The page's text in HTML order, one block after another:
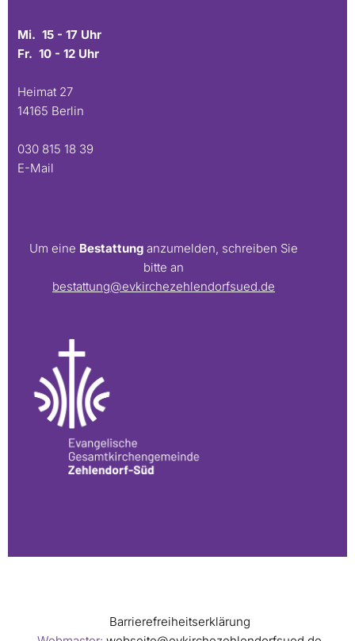
Mi. 15 - 17 Uhr
Fr. 10 - 12 Uhr
Heimat 27
14165 Berlin
030 815 18 39
E-Mail
Um eine Bestattung anzumelden, schreiben Sie
bitte an
bestattung@evkirchezehlendorfsued.de
Barrierefreiheitserklärung